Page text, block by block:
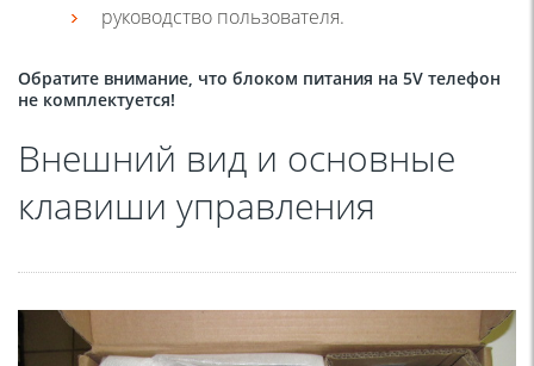
руководство пользователя.
Обратите внимание, что блоком питания на 5V телефон
не комплектуется!
Внешний вид и основные
клавиши управления